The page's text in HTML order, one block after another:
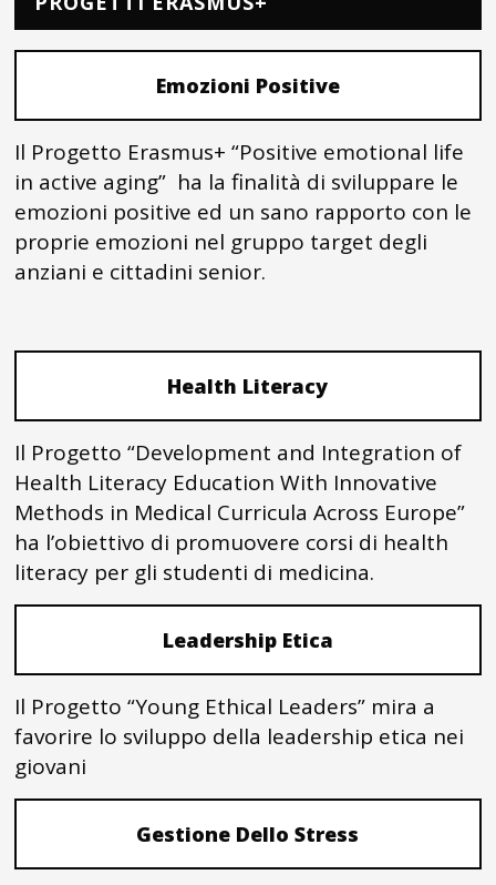
Emozioni Positive
Il Progetto Erasmus+ “Positive emotional life
in active aging” ha la finalità di sviluppare le
emozioni positive ed un sano rapporto con le
proprie emozioni nel gruppo target degli
anziani e cittadini senior.
Health Literacy
Il Progetto “Development and Integration of
Health Literacy Education With Innovative
Methods in Medical Curricula Across Europe”
ha l’obiettivo di promuovere corsi di health
literacy per gli studenti di medicina.
Leadership Etica
Il Progetto “Young Ethical Leaders” mira a
favorire lo sviluppo della leadership etica nei
giovani
Gestione Dello Stress